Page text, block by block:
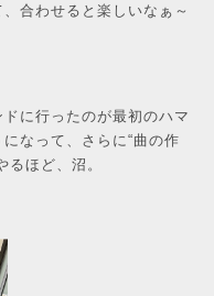
合わせると楽しいなぁ～
に行ったのが最初のハマ
なって、さらに“曲の作
るほど、沼。